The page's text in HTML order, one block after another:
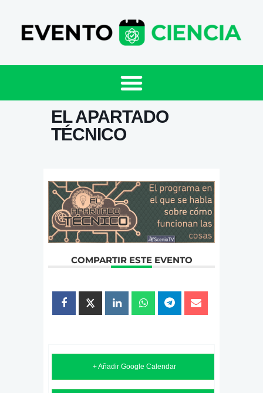
EL APARTADO
TÉCNICO
COMPARTIR ESTE EVENTO
+ Añadir Google Calendar